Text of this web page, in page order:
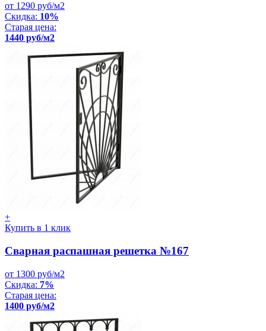
от 1290 руб/м2
Скидка: 10%
Старая цена:
1440 руб/м2
+
Купить в 1 клик
Сварная распашная решетка №167
от 1300 руб/м2
Скидка: 7%
Старая цена:
1400 руб/м2